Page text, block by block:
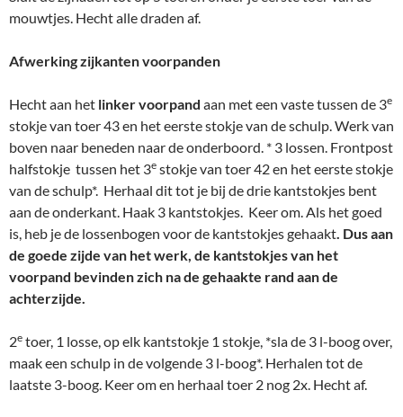
mouwtjes. Hecht alle draden af.
Afwerking zijkanten voorpanden
Hecht aan het linker voorpand aan met een vaste tussen de 3e
stokje van toer 43 en het eerste stokje van de schulp. Werk van
boven naar beneden naar de onderboord. * 3 lossen. Frontpost
halfstokje tussen het 3e stokje van toer 42 en het eerste stokje
van de schulp*. Herhaal dit tot je bij de drie kantstokjes bent
aan de onderkant. Haak 3 kantstokjes. Keer om. Als het goed
is, heb je de lossenbogen voor de kantstokjes gehaakt. Dus aan
de goede zijde van het werk, de kantstokjes van het
voorpand bevinden zich na de gehaakte rand aan de
achterzijde.
2e toer, 1 losse, op elk kantstokje 1 stokje, *sla de 3 l-boog over,
maak een schulp in de volgende 3 l-boog*. Herhalen tot de
laatste 3-boog. Keer om en herhaal toer 2 nog 2x. Hecht af.